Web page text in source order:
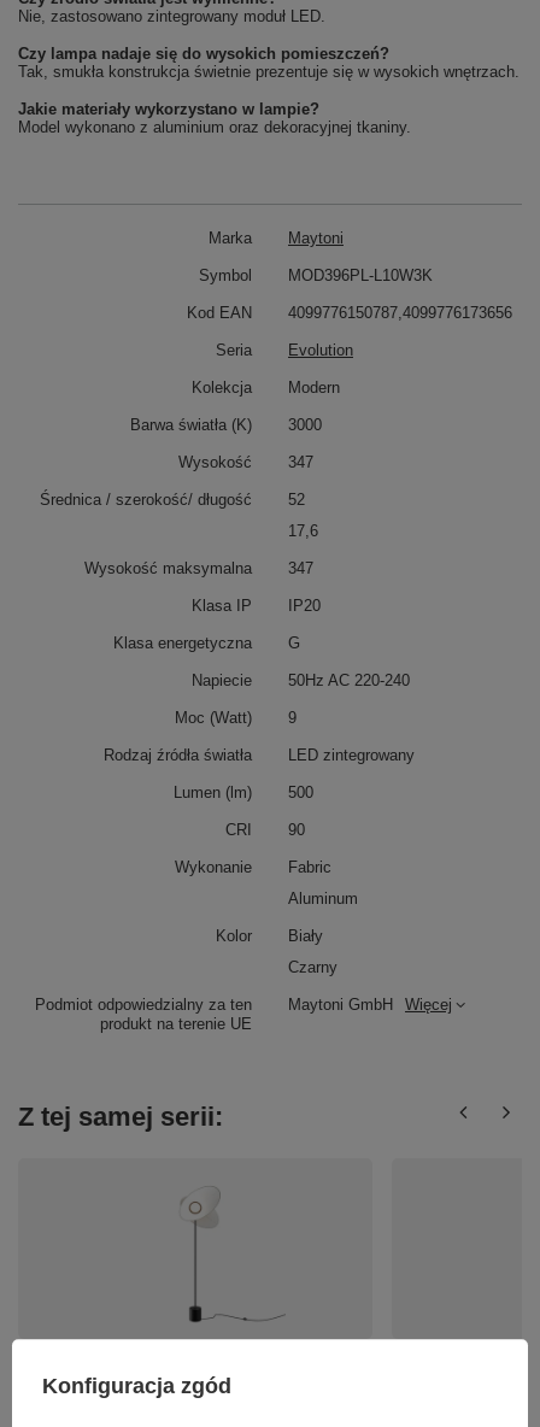
Nie, zastosowano zintegrowany moduł LED.
Czy lampa nadaje się do wysokich pomieszczeń?
Tak, smukła konstrukcja świetnie prezentuje się w wysokich wnętrzach.
Jakie materiały wykorzystano w lampie?
Model wykonano z aluminium oraz dekoracyjnej tkaniny.
Marka Maytoni
Podmiot odpowiedzialny za ten
produkt na terenie UE
Maytoni GmbH Więcej
Symbol MOD396PL-L10W3K
Kod EAN 4099776150787,4099776173656
Seria Evolution
Kolekcja Modern
Barwa światła (K) 3000
Wysokość 347
Średnica / szerokość/ długość
52
17,6
Wysokość maksymalna 347
Klasa IP IP20
Klasa energetyczna G
Napiecie 50Hz AC 220-240
Moc (Watt) 9
Rodzaj źródła światła LED zintegrowany
Lumen (lm) 500
CRI 90
Wykonanie
Fabric
Aluminum
Kolor
Biały
Czarny
Z tej samej serii:
Evolution MOD396FL-L10W3K Maytoni
Konfiguracja zgód